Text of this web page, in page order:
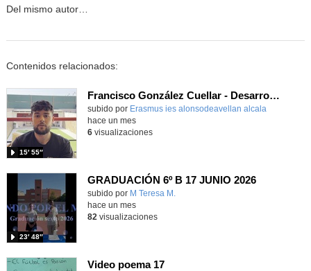
Del mismo autor…
Contenidos relacionados:
Francisco González Cuellar - Desarrollo de Aplicaciones Multiplataforma - Zagreb - Croacia 2026
subido por Erasmus ies alonsodeavellan alcala
15′ 55″
hace un mes
6visualizaciones
GRADUACIÓN 6º B 17 JUNIO 2026
Contenido educativo.
subido por M Teresa M.
23′ 48″
hace un mes
82 visualizaciones
Video poema 17